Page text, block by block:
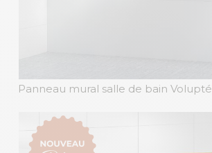
Panneau mural salle de bain Volupté